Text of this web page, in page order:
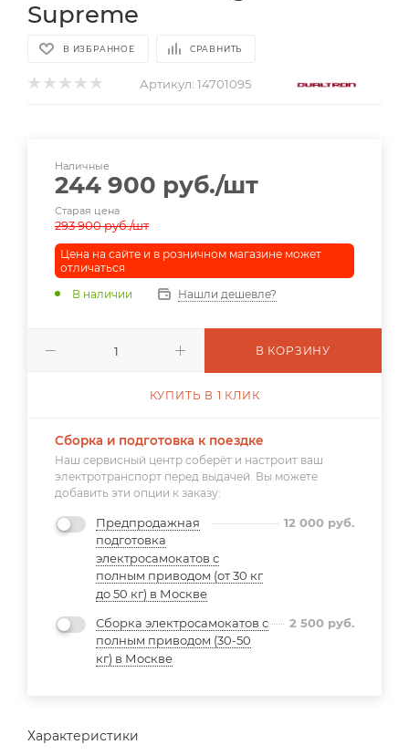
Supreme
В ИЗБРАННОЕ СРАВНИТЬ
Артикул: 14701095
Характеристики
Наличные
244 900 руб./шт
Старая цена
293 900руб./шт
Цена на сайте и в розничном магазине может
отличаться
В наличии
Нашли дешевле?
В КОРЗИНУ
КУПИТЬ В 1 КЛИК
Сборка и подготовка к поездке
Наш сервисный центр соберёт и настроит ваш
электротранспорт перед выдачей. Вы можете
добавить эти опции к заказу:
Предпродажная
подготовка
электросамокатов с
полным приводом (от 30 кг
до 50 кг) в Москве
12 000 руб.
Сборка электросамокатов с
полным приводом (30-50
кг) в Москве
2 500 руб.